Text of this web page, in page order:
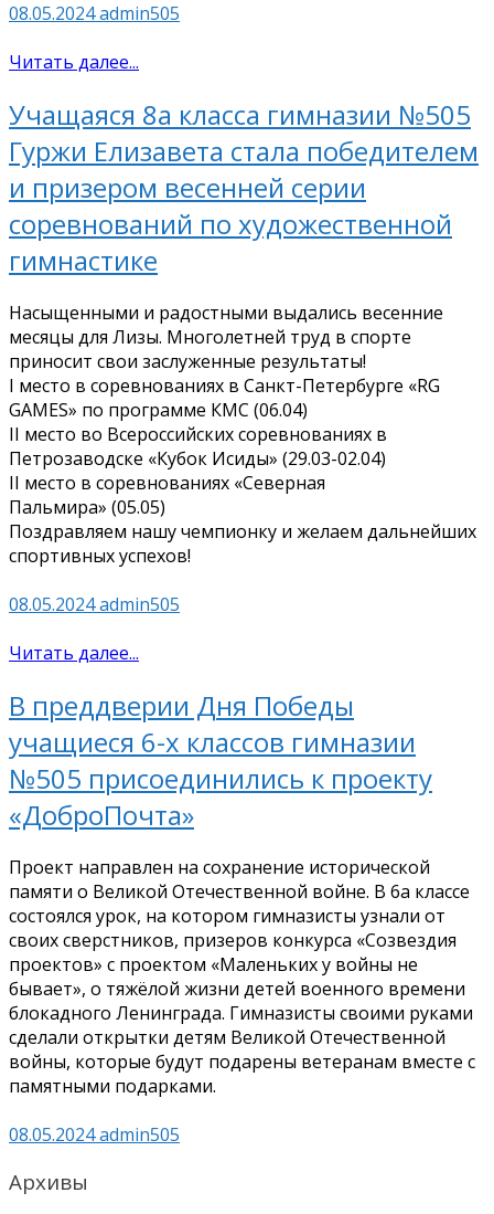
08.05.2024admin505
Читать далее...
Учащаяся 8а класса гимназии №505
Гуржи Елизавета стала победителем
и призером весенней серии
соревнований по художественной
гимнастике
Насыщенными и радостными выдались весенние
месяцы для Лизы. Многолетней труд в спорте
приносит свои заслуженные результаты!
I место в соревнованиях в Санкт-Петербурге «RG
GAMES» по программе КМС (06.04)
II место во Всероссийских соревнованиях в
Петрозаводске «Кубок Исиды» (29.03-02.04)
II место в соревнованиях «Северная
Пальмира» (05.05)
Поздравляем нашу чемпионку и желаем дальнейших
спортивных успехов!
08.05.2024admin505
Читать далее...
В преддверии Дня Победы
учащиеся 6-х классов гимназии
№505 присоединились к проекту
«ДоброПочта»
Проект направлен на сохранение исторической
памяти о Великой Отечественной войне. В 6а классе
состоялся урок, на котором гимназисты узнали от
своих сверстников, призеров конкурса «Созвездия
проектов» с проектом «Маленьких у войны не
бывает», о тяжёлой жизни детей военного времени
блокадного Ленинграда. Гимназисты своими руками
сделали открытки детям Великой Отечественной
войны, которые будут подарены ветеранам вместе с
памятными подарками.
08.05.2024admin505
Архивы